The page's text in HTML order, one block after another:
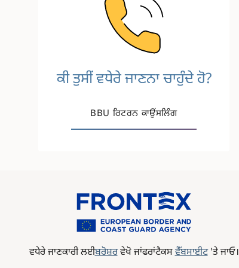
ਕੀ ਤੁਸੀਂ ਵਧੇਰੇ ਜਾਣਨਾ ਚਾਹੁੰਦੇ ਹੋ?
BBU ਰਿਟਰਨ ਕਾਉਂਸਲਿੰਗ
ਵਧੇਰੇ ਜਾਣਕਾਰੀ ਲਈਬਰੋਸ਼ਰ ਵੇਖੋ ਜਾਂਫਰਾਂਟੈਕਸ ਵੈੱਬਸਾਈਟ'ਤੇ ਜਾਓ।